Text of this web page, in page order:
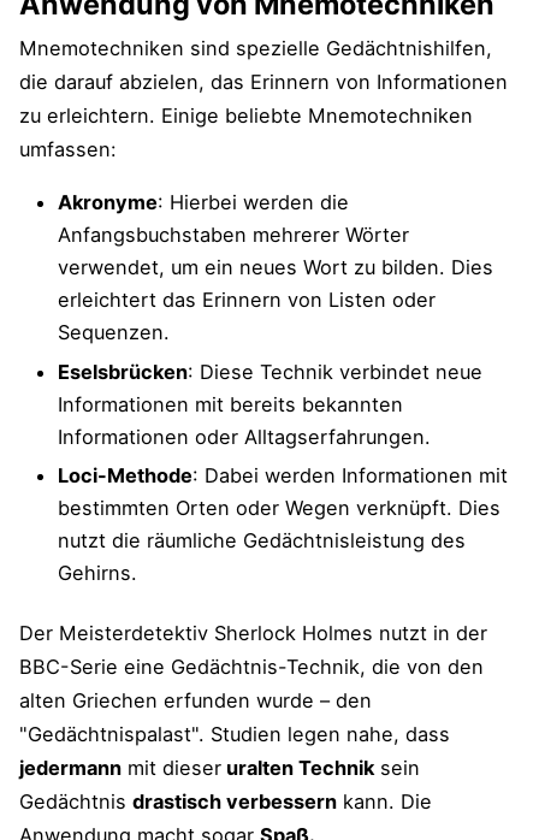
Mnemotechniken sind spezielle Gedächtnishilfen,
die darauf abzielen, das Erinnern von Informationen
zu erleichtern. Einige beliebte Mnemotechniken
umfassen:
Akronyme: Hierbei werden die
Anfangsbuchstaben mehrerer Wörter
verwendet, um ein neues Wort zu bilden. Dies
erleichtert das Erinnern von Listen oder
Sequenzen.
Eselsbrücken: Diese Technik verbindet neue
Informationen mit bereits bekannten
Informationen oder Alltagserfahrungen.
Loci-Methode: Dabei werden Informationen mit
bestimmten Orten oder Wegen verknüpft. Dies
nutzt die räumliche Gedächtnisleistung des
Gehirns.
Der Meisterdetektiv Sherlock Holmes nutzt in der
BBC-Serie eine Gedächtnis-Technik, die von den
alten Griechen erfunden wurde – den
"Gedächtnispalast". Studien legen nahe, dass
jedermann mit dieser uralten Technik sein
Gedächtnis drastisch verbessern kann. Die
Anwendung macht sogar Spaß.